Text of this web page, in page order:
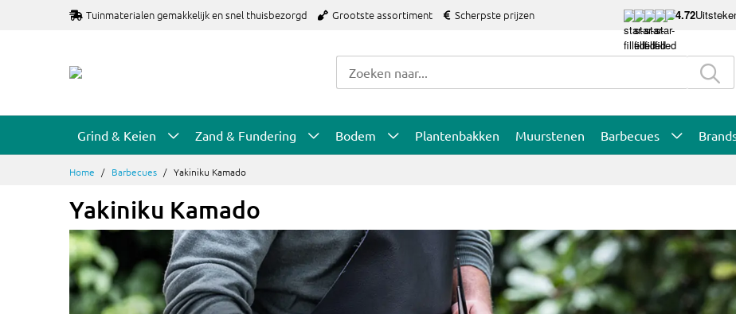
Tuinmaterialen gemakkelijk en snel thuisbezorgd Grootste assortiment Scherpste prijzen 4.72
Grind & Keien Zand & Fundering Bodem Plantenbakken Muurstenen Barbecues
Home Barbecues Yakiniku Kamado
Yakiniku Kamado